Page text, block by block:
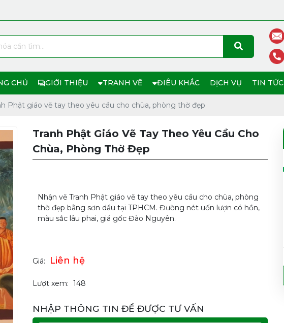
CHỦ GIỚI THIỆU TRANH VẼ ĐIÊU KHẮC DỊCH VỤ TIN TỨC
Phật giáo vẽ tay theo yêu cầu cho chùa, phòng thờ đẹp
Tranh Phật Giáo Vẽ Tay Theo Yêu Cầu Cho
Chùa, Phòng Thờ Đẹp
Nhận vẽ Tranh Phật giáo vẽ tay theo yêu cầu cho chùa, phòng
thờ đẹp bằng sơn dầu tại TPHCM. Đường nét uốn lượn có hồn,
màu sắc lâu phai, giá gốc Đào Nguyên.
Giá: Liên hệ
Lượt xem: 148
NHẬP THÔNG TIN ĐỂ ĐƯỢC TƯ VẤN